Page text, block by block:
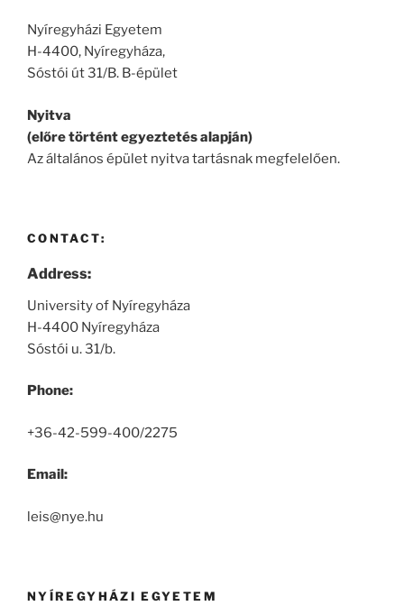
Nyíregyházi Egyetem
H-4400, Nyíregyháza,
Sóstói út 31/B. B-épület
Nyitva
(előre történt egyeztetés alapján)
Az általános épület nyitva tartásnak megfelelően.
CONTACT:
Address:
University of Nyíregyháza
H-4400 Nyíregyháza
Sóstói u. 31/b.
Phone:
+36-42-599-400/2275
Email:
leis@nye.hu
NYÍREGYHÁZI EGYETEM